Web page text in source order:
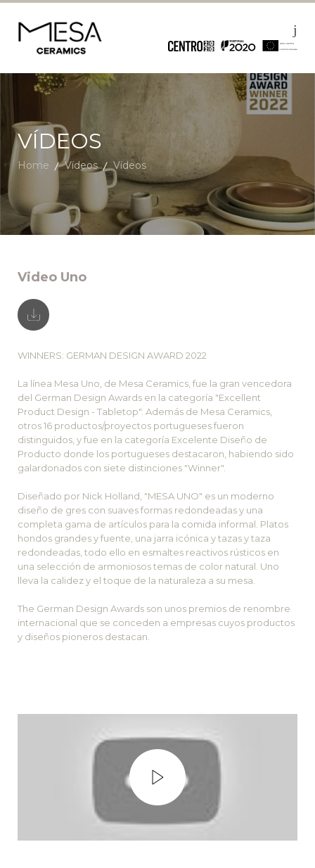
VÍDEOS
Home Vídeos Vídeos
Video Uno
WINNERS: GERMAN DESIGN AWARD 2022
La línea Mesa Uno, de Mesa Ceramics, fue la gran vencedora
del German Design Awards en la categoría "Excellent
Product Design - Tabletop". Además de Mesa Ceramics,
otros 16 productos/proyectos portugueses fueron
distinguidos, y fue en la categoría Excelente Diseño de
Producto donde los portugueses destacaron, habiendo sido
galardonados con siete distinciones "Winner".
Diseñado por Nick Holland, "MESA UNO" es un moderno
diseño de gres con suaves formas redondeadas y una
completa gama de artículos para la comida informal. Platos
hondos grandes y fuente, una jarra icónica y tazas y taza
redondeadas, todo ello en esmaltes reactivos rústicos en
una selección de armoniosos temas de color natural. Uno
lleva la calidez y el toque de la naturaleza a su mesa.
The German Design Awards son unos premios de renombre
internacional que se conceden a empresas cuyos productos
y diseños pioneros destacan.